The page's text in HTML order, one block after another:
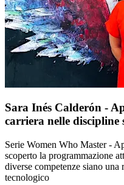
Sara Inés Calderón -
carriera nelle discipline
Serie Women Who Master -
scoperto la programmazione
diverse competenze siano una
tecnologico